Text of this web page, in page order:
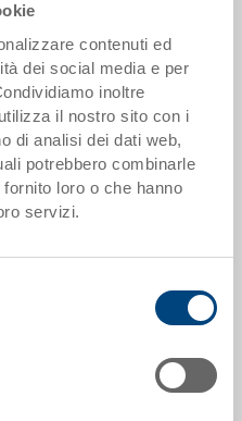
contenuti ed
dei social media e per
inoltre
il nostro sito con i
di analisi dei dati web,
potrebbero combinarle
loro o che hanno
servizi.